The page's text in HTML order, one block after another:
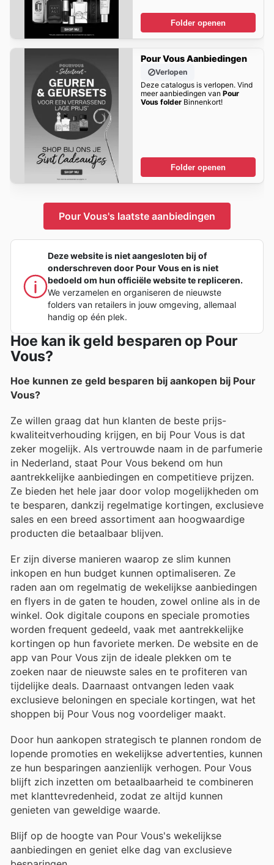
Folder openen
Pour Vous Aanbiedingen
Verlopen
Deze catalogus is verlopen. Vind
meer aanbiedingen van Pour
Vous folderBinnenkort!
Folder openen
Pour Vous's laatste aanbiedingen
Deze website is niet aangesloten bij of
onderschreven door Pour Vous en is niet
bedoeld om hun officiële website te repliceren.
We verzamelen en organiseren de nieuwste
folders van retailers in jouw omgeving, allemaal
handig op één plek.
Hoe kan ik geld besparen op Pour
Vous?
Hoe kunnen ze geld besparen bij aankopen bij Pour
Vous?
Ze willen graag dat hun klanten de beste prijs-
kwaliteitverhouding krijgen, en bij Pour Vous is dat
zeker mogelijk. Als vertrouwde naam in de parfumerie
in Nederland, staat Pour Vous bekend om hun
aantrekkelijke aanbiedingen en competitieve prijzen.
Ze bieden het hele jaar door volop mogelijkheden om
te besparen, dankzij regelmatige kortingen, exclusieve
sales en een breed assortiment aan hoogwaardige
producten die betaalbaar blijven.
Er zijn diverse manieren waarop ze slim kunnen
inkopen en hun budget kunnen optimaliseren. Ze
raden aan om regelmatig de wekelijkse aanbiedingen
en flyers in de gaten te houden, zowel online als in de
winkel. Ook digitale coupons en speciale promoties
worden frequent gedeeld, vaak met aantrekkelijke
kortingen op hun favoriete merken. De website en de
app van Pour Vous zijn de ideale plekken om te
zoeken naar de nieuwste sales en te profiteren van
tijdelijke deals. Daarnaast ontvangen leden vaak
exclusieve beloningen en speciale kortingen, wat het
shoppen bij Pour Vous nog voordeliger maakt.
Door hun aankopen strategisch te plannen rondom de
lopende promoties en wekelijkse advertenties, kunnen
ze hun besparingen aanzienlijk verhogen. Pour Vous
blijft zich inzetten om betaalbaarheid te combineren
met klanttevredenheid, zodat ze altijd kunnen
genieten van geweldige waarde.
Blijf op de hoogte van Pour Vous's wekelijkse
aanbiedingen en geniet elke dag van exclusieve